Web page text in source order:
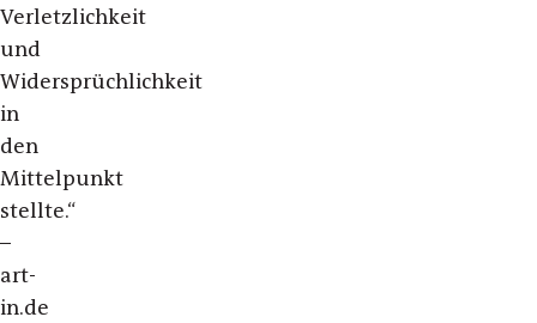
Verletzlichkeit
und
Widersprüchlichkeit
in
den
Mittelpunkt
stellte.“
–
art-
in.de